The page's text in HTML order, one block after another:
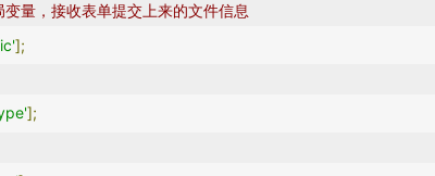
量，接收表单提交上来的文件信息
];
];